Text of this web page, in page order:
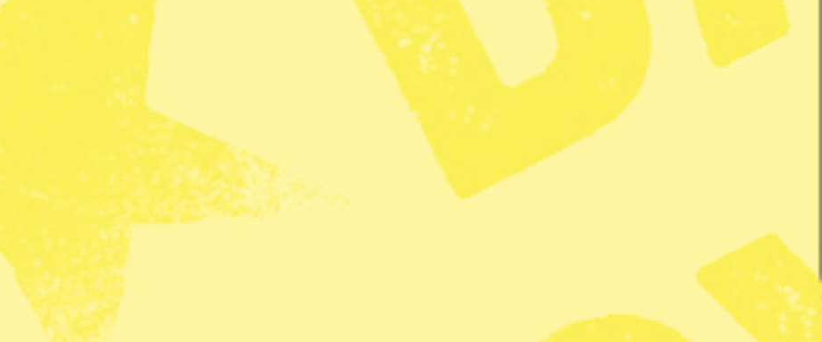
är vare sig saklig eller allsidig, som
rättigheter. Och visst, åsikten får finnas. Det
typen av åsikter de senaste åren i allt större
kallar P3 för en ”skitkanal” som sänder
folkvalda politiker tycker attmoskéer ska rivas
ska förbjudas. Att ett av våra största
som
blivit homosexuellai Sverige ska nekas
högern när det är den egna åsikten som upplevs
ska istället kvävas.
typen av idéer blir, desto svagare blir vår
ska gälla allamänniskor, annars är de helt enkelt